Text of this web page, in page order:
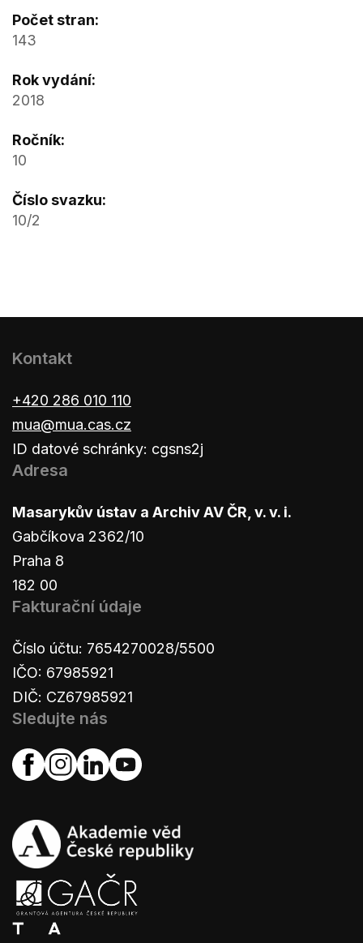
Počet stran:
143
Rok vydání:
2018
Ročník:
10
Číslo svazku:
10/2
Kontakt
+420 286 010 110
mua@mua.cas.cz
ID datové schránky: cgsns2j
Adresa
Masarykův ústav a Archiv AV ČR, v. v. i.
Gabčíkova 2362/10
Praha 8
182 00
Fakturační údaje
Číslo účtu: 7654270028/5500
IČO: 67985921
DIČ: CZ67985921
Sledujte nás